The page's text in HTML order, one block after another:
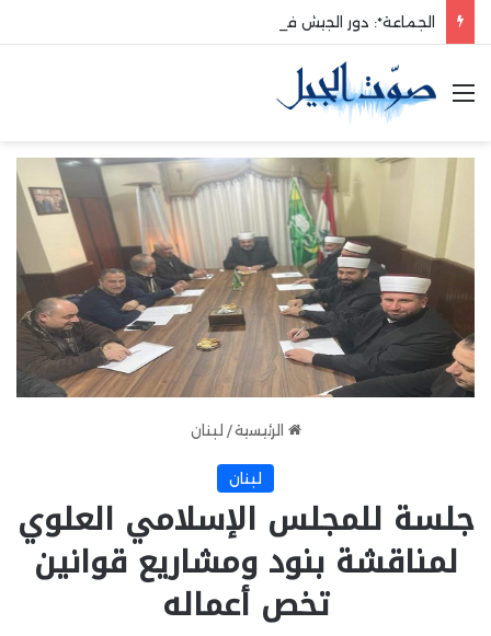
القائمة
الرئيسية / لبنان
لبنان
جلسة للمجلس الإسلامي العلوي
لمناقشة بنود ومشاريع قوانين
تخص أعماله